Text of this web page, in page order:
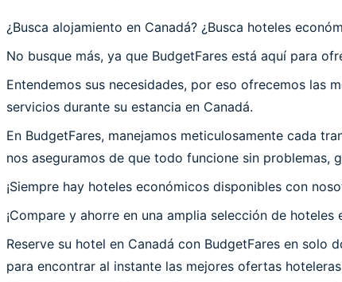
¿Busca alojamiento en Canadá? ¿Busca hoteles
No busque más, ya que BudgetFares está aquí para
Entendemos sus necesidades, por eso ofrecemos las
servicios durante su estancia en Canadá.
En BudgetFares, manejamos meticulosamente cada
nos aseguramos de que todo funcione sin problemas,
¡Siempre hay hoteles económicos disponibles con
¡Compare y ahorre en una amplia selección de
Reserve su hotel en Canadá con BudgetFares en
para encontrar al instante las mejores ofertas